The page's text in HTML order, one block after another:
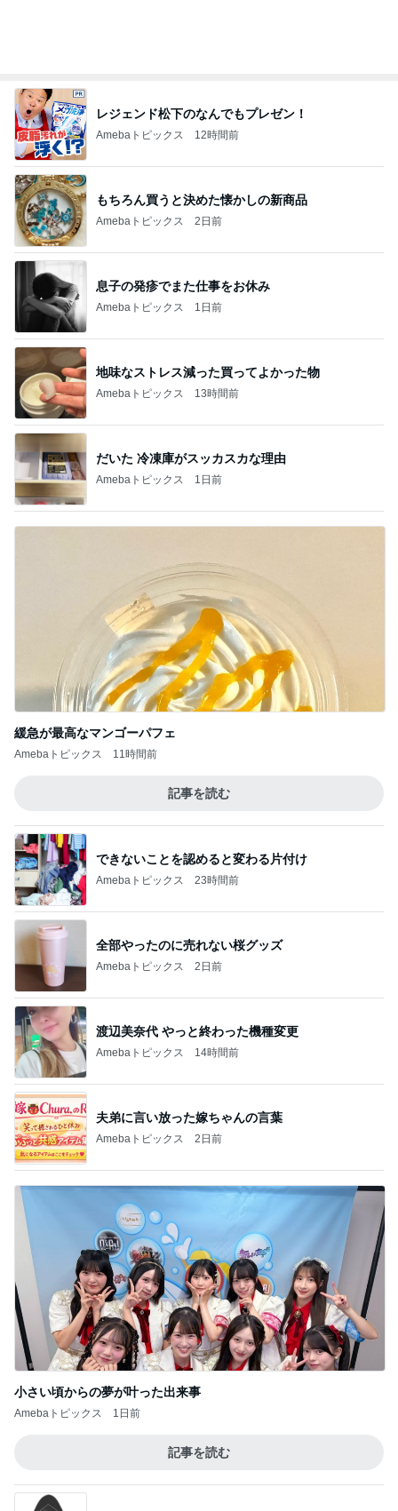
レジェンド松下のなんでもプレゼン！
Amebaトピックス 12時間前
もちろん買うと決めた懐かしの新商品
Amebaトピックス 2日前
息子の発疹でまた仕事をお休み
Amebaトピックス 1日前
地味なストレス減った買ってよかった物
Amebaトピックス 13時間前
だいた 冷凍庫がスッカスカな理由
Amebaトピックス 1日前
緩急が最高なマンゴーパフェ
Amebaトピックス 11時間前
記事を読む
できないことを認めると変わる片付け
Amebaトピックス 23時間前
全部やったのに売れない桜グッズ
Amebaトピックス 2日前
渡辺美奈代 やっと終わった機種変更
Amebaトピックス 14時間前
夫弟に言い放った嫁ちゃんの言葉
Amebaトピックス 2日前
小さい頃からの夢が叶った出来事
Amebaトピックス 1日前
記事を読む